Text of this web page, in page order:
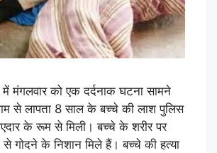
को एक दर्दनाक घटना सामने
से लापता 8 साल के बच्चे की लाश पुलिस
के रूम से मिली। बच्चे के शरीर पर
गाेदने के निशान मिले हैं। बच्चे की हत्या